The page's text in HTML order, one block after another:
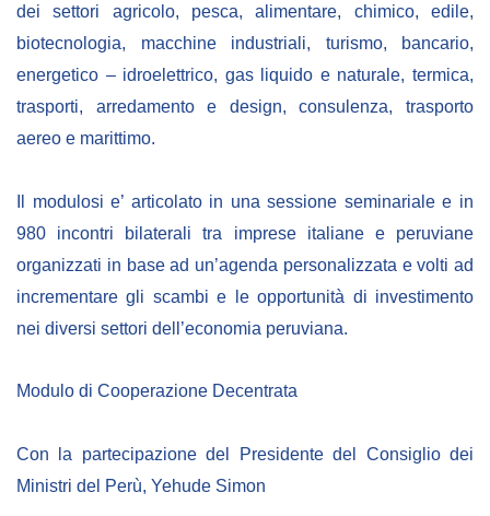
dei settori agricolo, pesca, alimentare, chimico, edile,
biotecnologia, macchine industriali, turismo, bancario,
energetico – idroelettrico, gas liquido e naturale, termica,
trasporti, arredamento e design, consulenza, trasporto
aereo e marittimo.
Il modulosi e’ articolato in una sessione seminariale e in
980 incontri bilaterali tra imprese italiane e peruviane
organizzati in base ad un’agenda personalizzata e volti ad
incrementare gli scambi e le opportunità di investimento
nei diversi settori dell’economia peruviana.
Modulo di Cooperazione Decentrata
Con la partecipazione del Presidente del Consiglio dei
Ministri del Perù, Yehude Simon